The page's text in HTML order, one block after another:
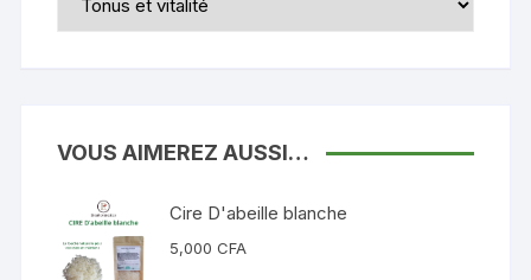
VOUS AIMEREZ AUSSI…
Cire D'abeille blanche
5,000CFA